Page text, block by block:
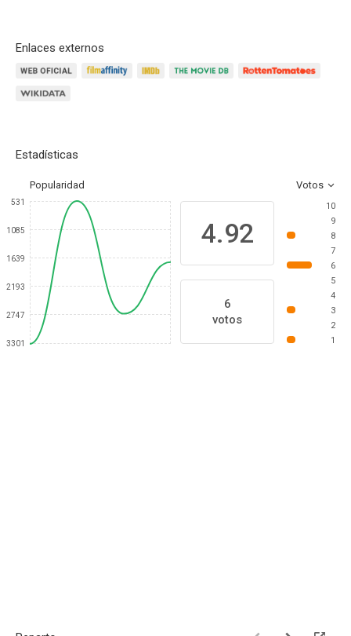
Enlaces externos
Estadísticas
Popularidad Votos
531
1085
1639
2193
2747
3301
4.92
6
votos
10
9
8
7
6
5
4
3
2
1